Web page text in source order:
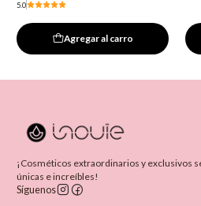
5.0
Agregar al carro
¡Cosméticos extraordinarios y exclusivos
únicas e increíbles!
Síguenos